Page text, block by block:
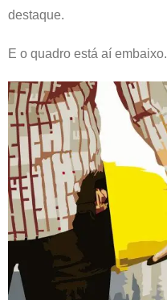
destaque.
E o quadro está aí embaixo.